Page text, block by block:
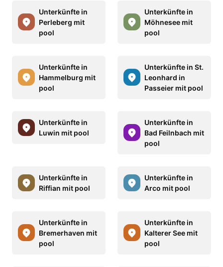
Unterkünfte in
Perleberg mit
pool
Unterkünfte in
Möhnesee mit
pool
Unterkünfte in
Hammelburg mit
pool
Unterkünfte in St.
Leonhard in
Passeier mit pool
Unterkünfte in
Luwin mit pool
Unterkünfte in
Bad Feilnbach mit
pool
Unterkünfte in
Riffian mit pool
Unterkünfte in
Arco mit pool
Unterkünfte in
Bremerhaven mit
pool
Unterkünfte in
Kalterer See mit
pool